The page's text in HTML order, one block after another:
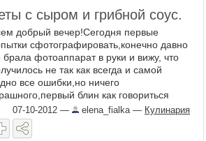
с сыром и грибной соус.
добрый вечер!Сегодня первые
сфотографировать,конечно давно
брала фотоаппарат в руки и вижу, что
не так как всегда и самой
все ошибки,но ничего
блин как говориться
очень вкусный ...
07-10-2012 — elena_fialka— Кулинария